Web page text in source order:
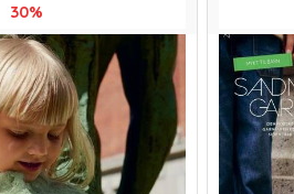
30%